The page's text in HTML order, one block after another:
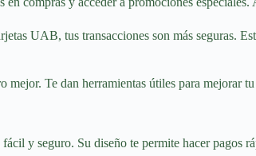
UAB, tus transacciones son más seguras.
Te dan herramientas útiles para mejorar
y seguro. Su diseño te permite hacer pagos